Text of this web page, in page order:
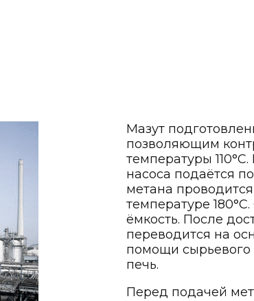
Мазут
позволяющим
температуры
насоса подаётся
метана
температуре
ёмкость. После
переводится на
помощи сырьевого
печь.
Перед подачей